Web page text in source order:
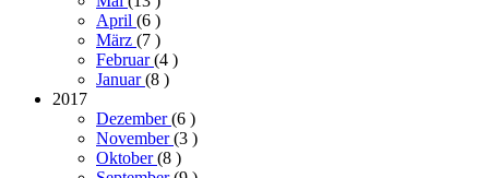
April (6 )
März (7 )
Februar(4 )
Januar(8 )
2017
Dezember(6 )
November(3 )
Oktober(8 )